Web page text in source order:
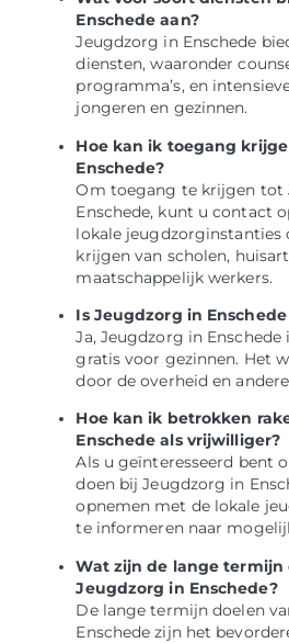
Enschede aan?
Jeugdzorg in Enschede
diensten, waaronder
programma’s, en
jongeren en gezinnen.
Hoe kan ik toegang
Enschede?
Om toegang te krijgen tot
Enschede, kunt u contact
lokale jeugdzorginstanties
krijgen van scholen,
maatschappelijk werkers.
Is Jeugdzorg in
Ja, Jeugdzorg in
gratis voor gezinnen. Het
door de overheid en
Hoe kan ik betrokken
Enschede als vrijwilliger?
Als u geïnteresseerd bent
doen bij Jeugdzorg in
opnemen met de lokale
te informeren naar
Wat zijn de lange termijn
Jeugdzorg in Enschede?
De lange termijn doelen
Enschede zijn het